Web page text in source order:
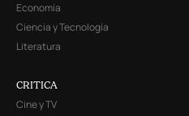
Economía
Ciencia y Tecnología
Literatura
CRITICA
Cine y TV